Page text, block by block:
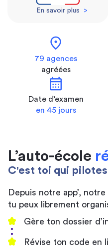
En savoir plus >
location_on
79 agences
agréées
calendar_month
Date d’examen
en 45 jours
L’auto-école
C'est toi qui
Depuis notre app’,
tu peux librement
Gère ton dossier
Révise ton code en